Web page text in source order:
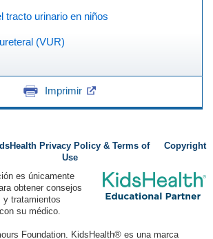
tracto urinario en niños
(VUR)
Imprimir
Privacy Policy & Terms of
Use
Copyright
es únicamente
obtener consejos
y tratamientos
su médico.
Foundation. KidsHealth® es una marca